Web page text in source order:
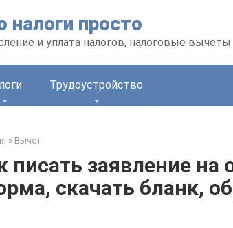
налоги просто
и уплата налогов, налоговые вычеты
Трудоустройство
» Вычет
писать заявление на
скачать бланк,